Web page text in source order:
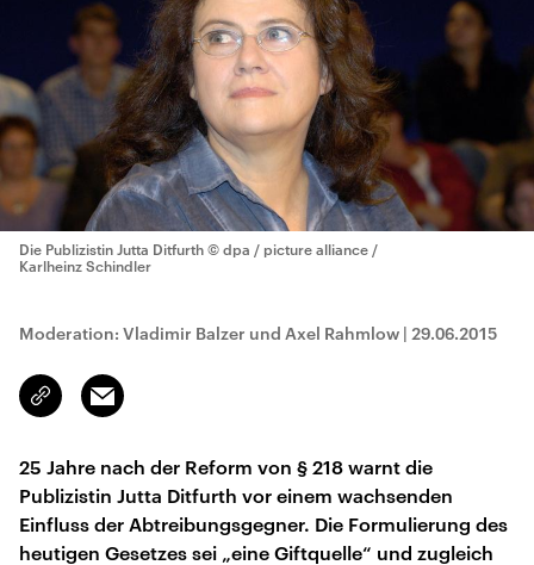
Die Publizistin Jutta Ditfurth © dpa / picture alliance /
Karlheinz Schindler
Moderation: Vladimir Balzer und Axel Rahmlow | 29.06.2015
Link
kopieren/teilen
Email
25 Jahre nach der Reform von § 218 warnt die
Publizistin Jutta Ditfurth vor einem wachsenden
Einfluss der Abtreibungsgegner. Die Formulierung des
heutigen Gesetzes sei „eine Giftquelle“ und zugleich